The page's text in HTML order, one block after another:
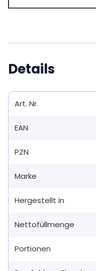
Details
Art. Nr.
EAN
PZN
Marke
Hergestellt in
Nettofüllmenge
Portionen